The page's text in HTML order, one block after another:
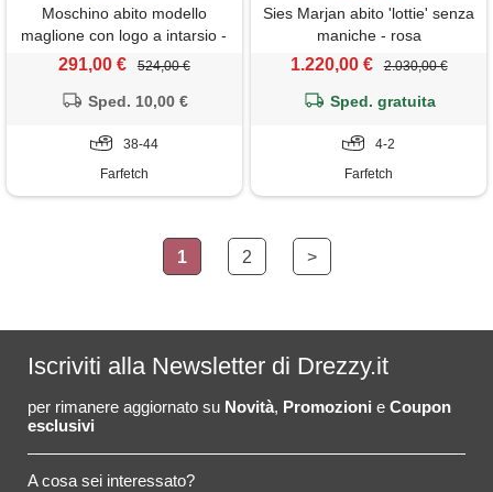
Moschino abito modello
maglione con logo a intarsio -
rosa
291,00 € 524,00 €
Sped. 10,00 €
38-44
Farfetch
Sies Marjan abito 'lottie' senza
maniche - rosa
1.220,00 € 2.030,00 €
Sped. gratuita
4-2
Farfetch
1 2 >
Iscriviti alla Newsletter di Drezzy.it
per rimanere aggiornato su Novità, Promozioni e Coupon
esclusivi
A cosa sei interessato?